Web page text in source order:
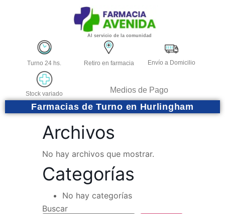
Al servicio de la comunidad
Turno 24 hs. Retiro en farmacia Envío a Domicilio
Stock variado Medios de Pago
Farmacias de Turno en Hurlingham
Archivos
No hay archivos que mostrar.
Categorías
No hay categorías
Buscar